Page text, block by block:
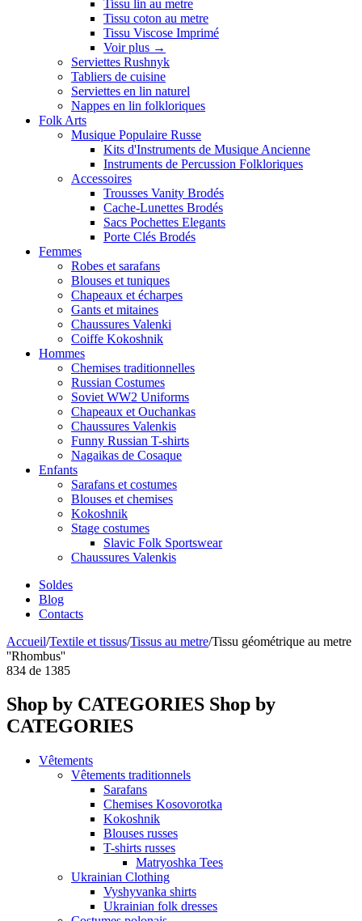
Tissu lin au metre
Tissu coton au metre
Tissu Viscose Imprimé
Voir plus →
Serviettes Rushnyk
Tabliers de cuisine
Serviettes en lin naturel
Nappes en lin folkloriques
Folk Arts
Musique Populaire Russe
Kits d'Instruments de Musique Ancienne
Instruments de Percussion Folkloriques
Accessoires
Trousses Vanity Brodés
Cache-Lunettes Brodés
Sacs Pochettes Elegants
Porte Clés Brodés
Femmes
Robes et sarafans
Blouses et tuniques
Chapeaux et écharpes
Gants et mitaines
Chaussures Valenki
Coiffe Kokoshnik
Hommes
Chemises traditionnelles
Russian Costumes
Soviet WW2 Uniforms
Chapeaux et Ouchankas
Chaussures Valenkis
Funny Russian T-shirts
Nagaikas de Cosaque
Enfants
Sarafans et costumes
Blouses et chemises
Kokoshnik
Stage costumes
Slavic Folk Sportswear
Chaussures Valenkis
Soldes
Blog
Contacts
Accueil/Textile et tissus/Tissus au metre/Tissu géométrique au metre
''Rhombus''
834 de 1385
Shop by CATEGORIES Shop by
CATEGORIES
Vêtements
Vêtements traditionnels
Sarafans
Chemises Kosovorotka
Kokoshnik
Blouses russes
T-shirts russes
Matryoshka Tees
Ukrainian Clothing
Vyshyvanka shirts
Ukrainian folk dresses